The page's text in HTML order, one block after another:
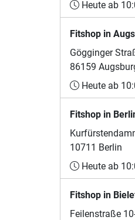
Heute ab
Fitshop in
Gögginger
86159
Heute ab
Fitshop in
10711 Berlin
Heute ab
Fitshop in
Feilenstraße